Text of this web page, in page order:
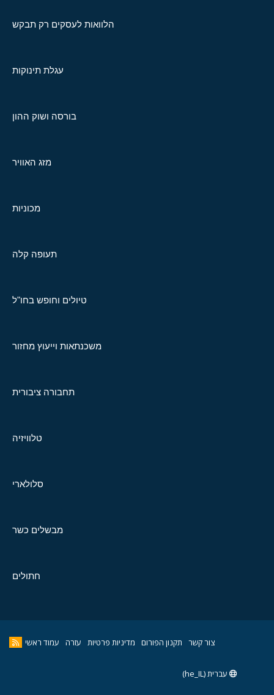
הלוואות לעסקים רק תבקש
עגלת תינוקות
בורסה ושוק ההון
מזג האוויר
מכוניות
תעופה קלה
טיולים וחופש בחו"ל
משכנתאות וייעוץ מחזור
תחבורה ציבורית
טלוויזיה
סלולארי
מבשלים כשר
חתולים
צור קשר תקנון הפורום מדיניות פרטיות עזרה עמוד ראשי
עברית (he_IL)